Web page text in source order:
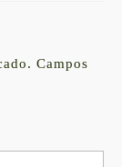
Campos